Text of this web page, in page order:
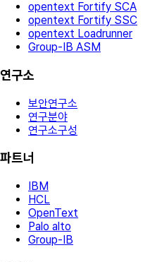
opentext Fortify SCA
opentext Fortify SSC
opentext Loadrunner
Group-IB ASM
연구소
보안연구소
연구분야
연구소구성
파트너
IBM
HCL
OpenText
Palo alto
Group-IB